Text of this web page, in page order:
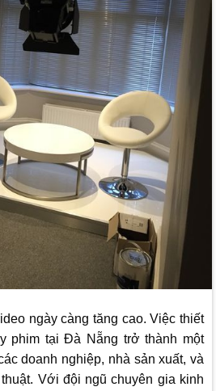
ngày càng tăng cao. Việc thiết
phim tại Đà Nẵng trở thành một
doanh nghiệp, nhà sản xuất, và
Với đội ngũ chuyên gia kinh